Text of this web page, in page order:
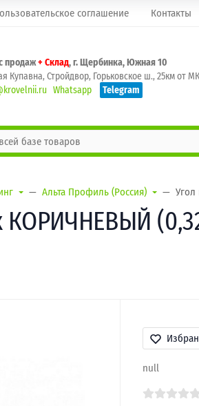
соглашение Контакты
продаж+ Склад, г. Щербинка, Южная 10
Купавна, Стройдвор, Горьковское ш., 25км от
Whatsapp Telegram
Альта Профиль (Россия) Угол
КОРИЧНЕВЫЙ
null